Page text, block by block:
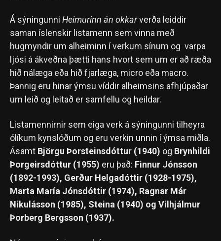
Á sýningunni Heimurinn án okkarverða leiddir
saman íslenskir listamenn sem vinna með
hugmyndir um alheiminn í verkum sínum og varpa
ljósi á ákveðna þætti hans hvort sem um er að ræða
hið nálæga eða hið fjarlæga, micro eða macro.
Þannig eru hinar ýmsu víddir alheimsins afhjúpaðar
um leið og leitað er samfellu og heildar.
Listamennirnir sem eiga verk á sýningunni tilheyra
ólíkum kynslóðum og eru verkin unnin í ýmsa miðla.
Ásamt Björgu Þorsteinsdóttur (1940) og Brynhildi
Þorgeirsdóttur (1955) eru það: Finnur Jónsson
(1892-1993), Gerður Helgadóttir (1928-1975),
Marta María Jónsdóttir (1974), Ragnar Már
Nikulásson (1985), Steina (1940) og Vilhjálmur
Þorberg Bergsson (1937).